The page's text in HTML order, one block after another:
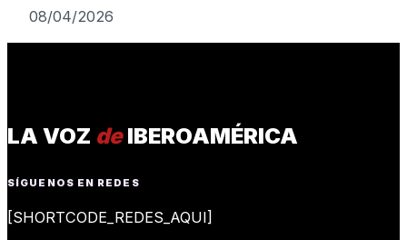
08/04/2026
LA VOZ deIBEROAMÉRICA
SÍGUENOS EN REDES
[SHORTCODE_REDES_AQUI]